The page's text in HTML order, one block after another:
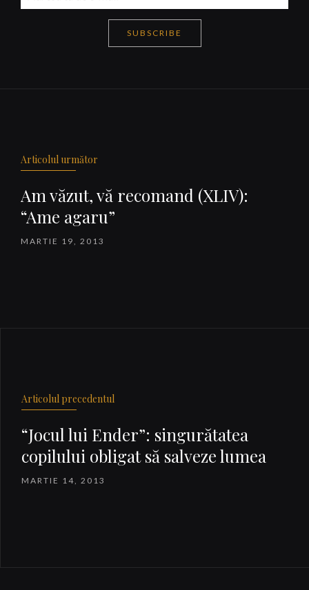
SUBSCRIBE
Articolul următor
Am văzut, vă recomand (XLIV):
“Ame agaru”
MARTIE 19, 2013
Articolul precedentul
“Jocul lui Ender”: singurătatea
copilului obligat să salveze lumea
MARTIE 14, 2013